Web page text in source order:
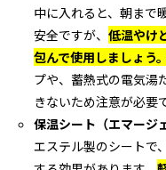
中に入れると、朝まで
安全ですが、低温やけ
包んで使用しましょう。
プや、蓄熱式の電気湯
きないため注意が必要
保温シート（エマージ
エステル製のシートで